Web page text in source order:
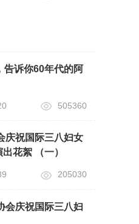
告诉你60年代的阿
505360
庆祝国际三八妇女
花絮 （一）
205030
会庆祝国际三八妇